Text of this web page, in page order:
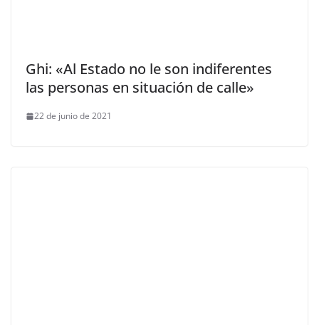
Ghi: «Al Estado no le son indiferentes
las personas en situación de calle»
22 de junio de 2021